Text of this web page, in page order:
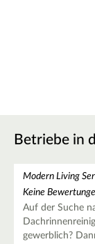
Betriebe in
Modern Living
Keine
Auf der Suche
gewerblich?